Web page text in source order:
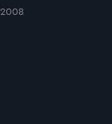
2008